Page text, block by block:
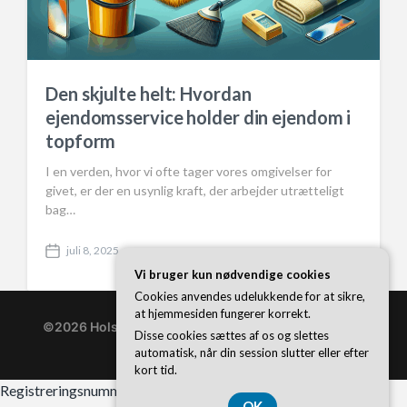
Den skjulte helt: Hvordan
ejendomsservice holder din ejendom i
topform
I en verden, hvor vi ofte tager vores omgivelser for
givet, er der en usynlig kraft, der arbejder utrætteligt
bag…
P
s
d
juli 8, 2025
©2026 Holstebrogaarden.dk
Superb WordPress Themes
Registreringsnummer 37407739
Vi bruger kun nødvendige cookies
Cookies anvendes udelukkende for at sikre,
at hjemmesiden fungerer korrekt.
Disse cookies sættes af os og slettes
automatisk, når din session slutter eller efter
kort tid.